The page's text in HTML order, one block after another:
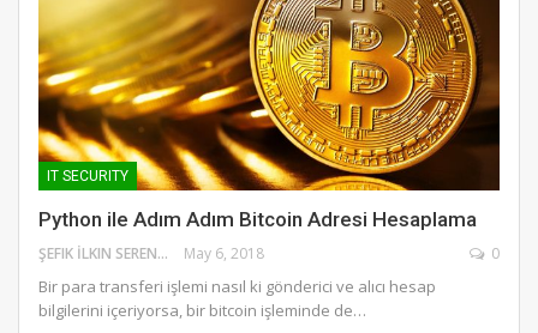
IT SECURITY
Python ile Adım Adım Bitcoin Adresi Hesaplama
ŞEFIK İLKIN SERENGIL May 6, 2018 0
Bir para transferi işlemi nasıl ki gönderici ve alıcı hesap
bilgilerini içeriyorsa, bir bitcoin işleminde de…